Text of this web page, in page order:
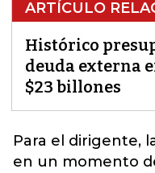
ARTÍCULO
Histórico
deuda externa
$23 billones
Para el dirigente,
en un momento